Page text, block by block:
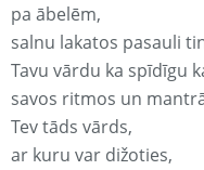
pa ābelēm,
salnu lakatos pasauli
Tavu vārdu ka spīdīgu
savos ritmos un
Tev tāds vārds,
ar kuru var dižoties,